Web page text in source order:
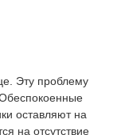
Эту проблему
оставляют на
на отсутствие